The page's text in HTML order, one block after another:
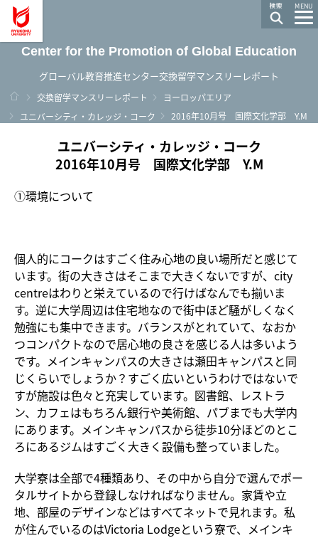
MENU
Center for the Promotion of Global Education
グローバル教育推進センター交換留学マンスリーレポート
ホーム
交換留学マンスリーレポート
ヨーロッパエリア
ユニバーシティ・カレッジ・コーク
2016年10月号 国際文化学部 Y.M
ユニバーシティ・カレッジ・コーク
2016年10月号 国際文化学部 Y.M
①環境について
個人的にコークはすごく住み心地の良い場所だと感じて
います。街の大きさはそこまで大きくないですが、city
centreはわりと栄えているので行けばなんでも揃いま
す。逆に大学周辺は住宅地なので街中ほど騒がしくなく
勉強にも集中できます。バランスがとれていて、なおか
つコンパクトなので居心地の良さを感じる人は多いよう
です。メインキャンパスの大きさは瀬田キャンパスと同
じくらいでしょうか？すごく広いというわけではないで
すが施設は色々と充実しています。図書館、レストラ
ン、カフェはもちろん銀行や美術館、パブまでも大学内
にあります。メインキャンパスから徒歩10分ほどのとこ
ろにあるジムはすごく大きく設備も整っていました。
大学寮は全部で4種類あり、その中から自分で選んでポー
タルサイトから登録しなければなりません。家賃や立
地、部屋のデザインなどはすべてネットで見れます。私
が住んでいるのはVictoria Lodgeという寮で、メインキ